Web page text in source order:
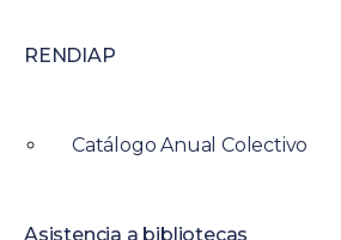
RENDIAP
Catálogo Anual Colectivo
Asistencia a bibliotecas